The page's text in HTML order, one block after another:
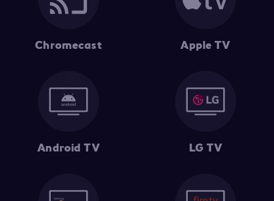
Chromecast Apple TV
Android TV LG TV